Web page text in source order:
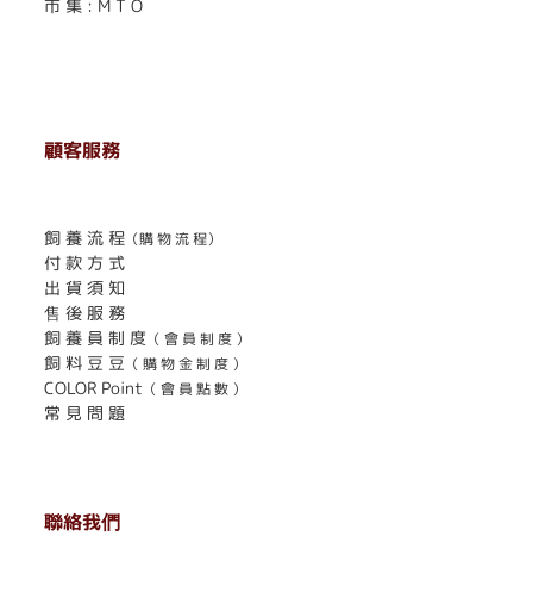
市 集 : M T O
顧客服務
飼 養 流 程 （購 物 流 程）
付 款 方 式
出 貨 須 知
售 後 服 務
飼 養 員 制 度 （ 會 員 制 度 ）
飼 料 豆 豆 （ 購 物 金 制 度 ）
COLOR Point （ 會 員 點 數 ）
常 見 問 題
聯絡我們